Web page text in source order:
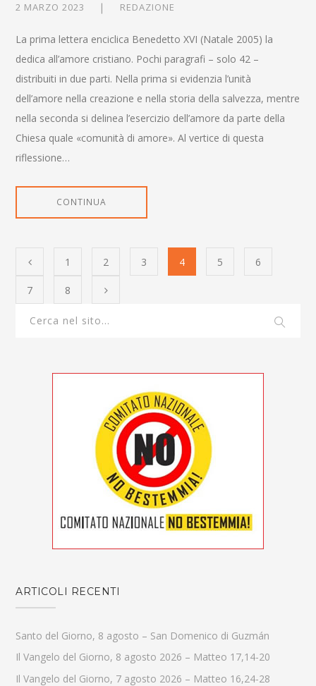
2 MARZO 2023 REDAZIONE
La prima lettera enciclica Benedetto XVI (Natale 2005) la
dedica all’amore cristiano. Pochi paragrafi – solo 42 –
distribuiti in due parti. Nella prima si evidenzia l’unità
dell’amore nella creazione e nella storia della salvezza, mentre
nella seconda si delinea l’esercizio dell’amore da parte della
Chiesa quale «comunità di amore». Al vertice di questa
riflessione…
CONTINUA
1 2 3 4 5 6
7 8
ARTICOLI RECENTI
Santo del Giorno, 8 agosto – San Domenico di Guzmán
Il Vangelo del Giorno, 8 agosto 2026 – Matteo 17,14-20
Il Vangelo del Giorno, 7 agosto 2026 – Matteo 16,24-28